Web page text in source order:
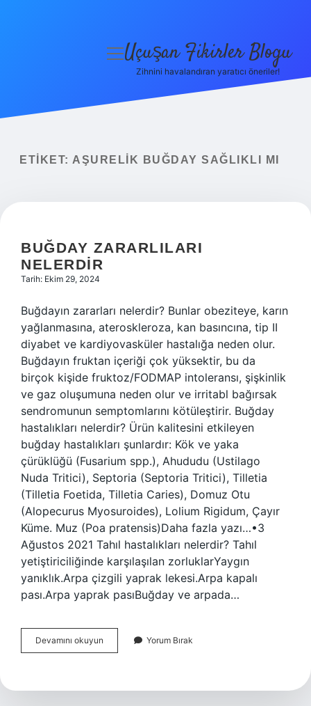
Yasal Uyarı
menüyü
Uçuşan Fikirler Blogu
Zihnini havalandıran yaratıcı öneriler!
ETIKET: AŞURELIK BUĞDAY SAĞLIKLI MI
BUĞDAY ZARARLILARI
NELERDIR
Tarih: Ekim 29, 2024
Buğdayın zararları nelerdir? Bunlar obeziteye, karın
yağlanmasına, ateroskleroza, kan basıncına, tip II
diyabet ve kardiyovasküler hastalığa neden olur.
Buğdayın fruktan içeriği çok yüksektir, bu da
birçok kişide fruktoz/FODMAP intoleransı, şişkinlik
ve gaz oluşumuna neden olur ve irritabl bağırsak
sendromunun semptomlarını kötüleştirir. Buğday
hastalıkları nelerdir? Ürün kalitesini etkileyen
buğday hastalıkları şunlardır: Kök ve yaka
çürüklüğü (Fusarium spp.), Ahududu (Ustilago
Nuda Tritici), Septoria (Septoria Tritici), Tilletia
(Tilletia Foetida, Tilletia Caries), Domuz Otu
(Alopecurus Myosuroides), Lolium Rigidum, Çayır
Küme. Muz (Poa pratensis)Daha fazla yazı…•3
Ağustos 2021 Tahıl hastalıkları nelerdir? Tahıl
yetiştiriciliğinde karşılaşılan zorluklarYaygın
yanıklık.Arpa çizgili yaprak lekesi.Arpa kapalı
pası.Arpa yaprak pasıBuğday ve arpada…
Devamını okuyun
Zararlıları
Yorum Bırak